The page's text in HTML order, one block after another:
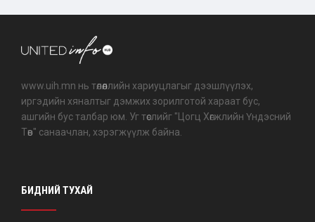
www.uih.mn нь төлөөллийн хариуцлагыг дээшлүүлэх,
иргэдийн хяналтыг дэмжих зорилготой хараат бус,
ашгийн бус талбар юм. Уг төслийг "Цогц Хөгжлийн Үндэсний
Төв" санаачлан, хэрэгжүүлж байна.
БИДНИЙ ТУХАЙ